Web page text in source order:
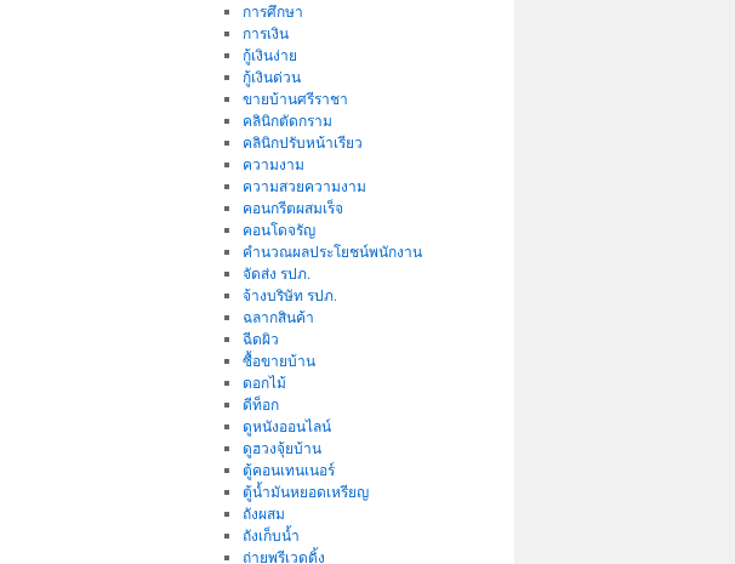
การศึกษา
การเงิน
กู้เงินง่าย
กู้เงินด่วน
ขายบ้านศรีราชา
คลินิกตัดกราม
คลินิกปรับหน้าเรียว
ความงาม
ความสวยความงาม
คอนกรีตผสมเร็จ
คอนโดจรัญ
คำนวณผลประโยชน์พนักงาน
จัดส่ง รปภ.
จ้างบริษัท รปภ.
ฉลากสินค้า
ฉีดผิว
ซื้อขายบ้าน
ดอกไม้
ดีท็อก
ดูหนังออนไลน์
ดูฮวงจุ้ยบ้าน
ตู้คอนเทนเนอร์
ตู้น้ำมันหยอดเหรียญ
ถังผสม
ถังเก็บน้ำ
ถ่ายพรีเวดดิ้ง